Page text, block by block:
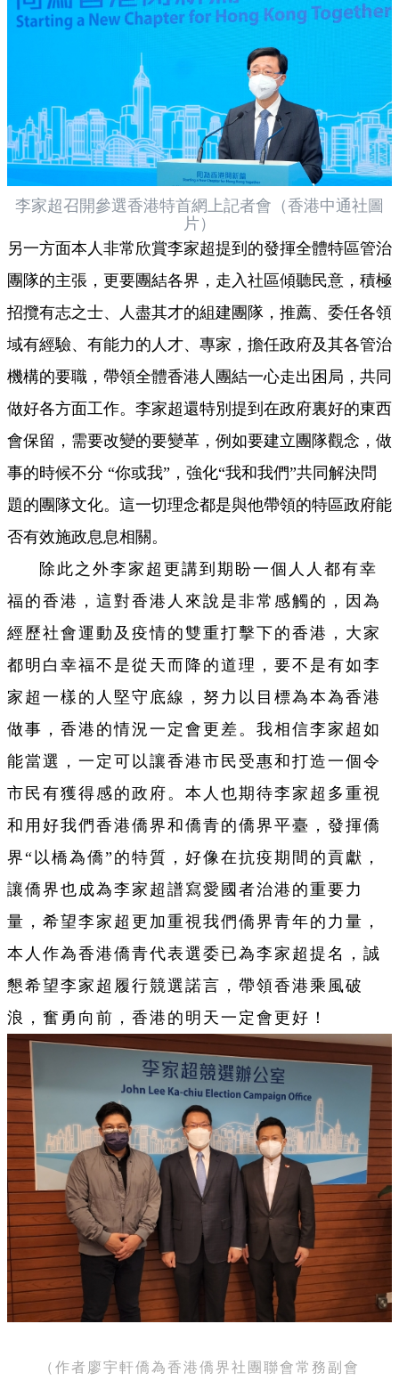
李家超召開參選香港特首網上記者會（香港中通社圖
片）
另一方面本人非常欣賞李家超提到的發揮全體特區管治
團隊的主張，更要團結各界，走入社區傾聽民意，積極
招攬有志之士、人盡其才的組建團隊，推薦、委任各領
域有經驗、有能力的人才、專家，擔任政府及其各管治
機構的要職，帶領全體香港人團結一心走出困局，共同
做好各方面工作。李家超還特別提到在政府裏好的東西
會保留，需要改變的要變革，例如要建立團隊觀念，做
事的時候不分 “你或我”，強化“我和我們”共同解決問
題的團隊文化。這一切理念都是與他帶領的特區政府能
否有效施政息息相關。
除此之外李家超更講到期盼一個人人都有幸
福的香港，這對香港人來說是非常感觸的，因為
經歷社會運動及疫情的雙重打擊下的香港，大家
都明白幸福不是從天而降的道理，要不是有如李
家超一樣的人堅守底線，努力以目標為本為香港
做事，香港的情況一定會更差。我相信李家超如
能當選，一定可以讓香港市民受惠和打造一個令
市民有獲得感的政府。本人也期待李家超多重視
和用好我們香港僑界和僑青的僑界平臺，發揮僑
界“以橋為僑”的特質，好像在抗疫期間的貢獻，
讓僑界也成為李家超譜寫愛國者治港的重要力
量，希望李家超更加重視我們僑界青年的力量，
本人作為香港僑青代表選委已為李家超提名，誠
懇希望李家超履行競選諾言，帶領香港乘風破
浪，奮勇向前，香港的明天一定會更好！
（作者 廖宇軒僑為香港僑界社團聯會常務副會